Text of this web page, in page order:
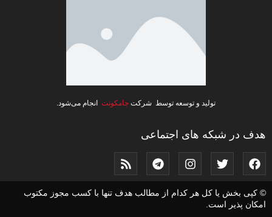
تولید و توسعه توسط شرکت جامکونت انجام می‌شود.
هدف در شبکه های اجتماعی
© کپی بخش یا کل هر کدام از مطالب هدف تنها با کسب مجوز مکتوب
امکان پذیر است.